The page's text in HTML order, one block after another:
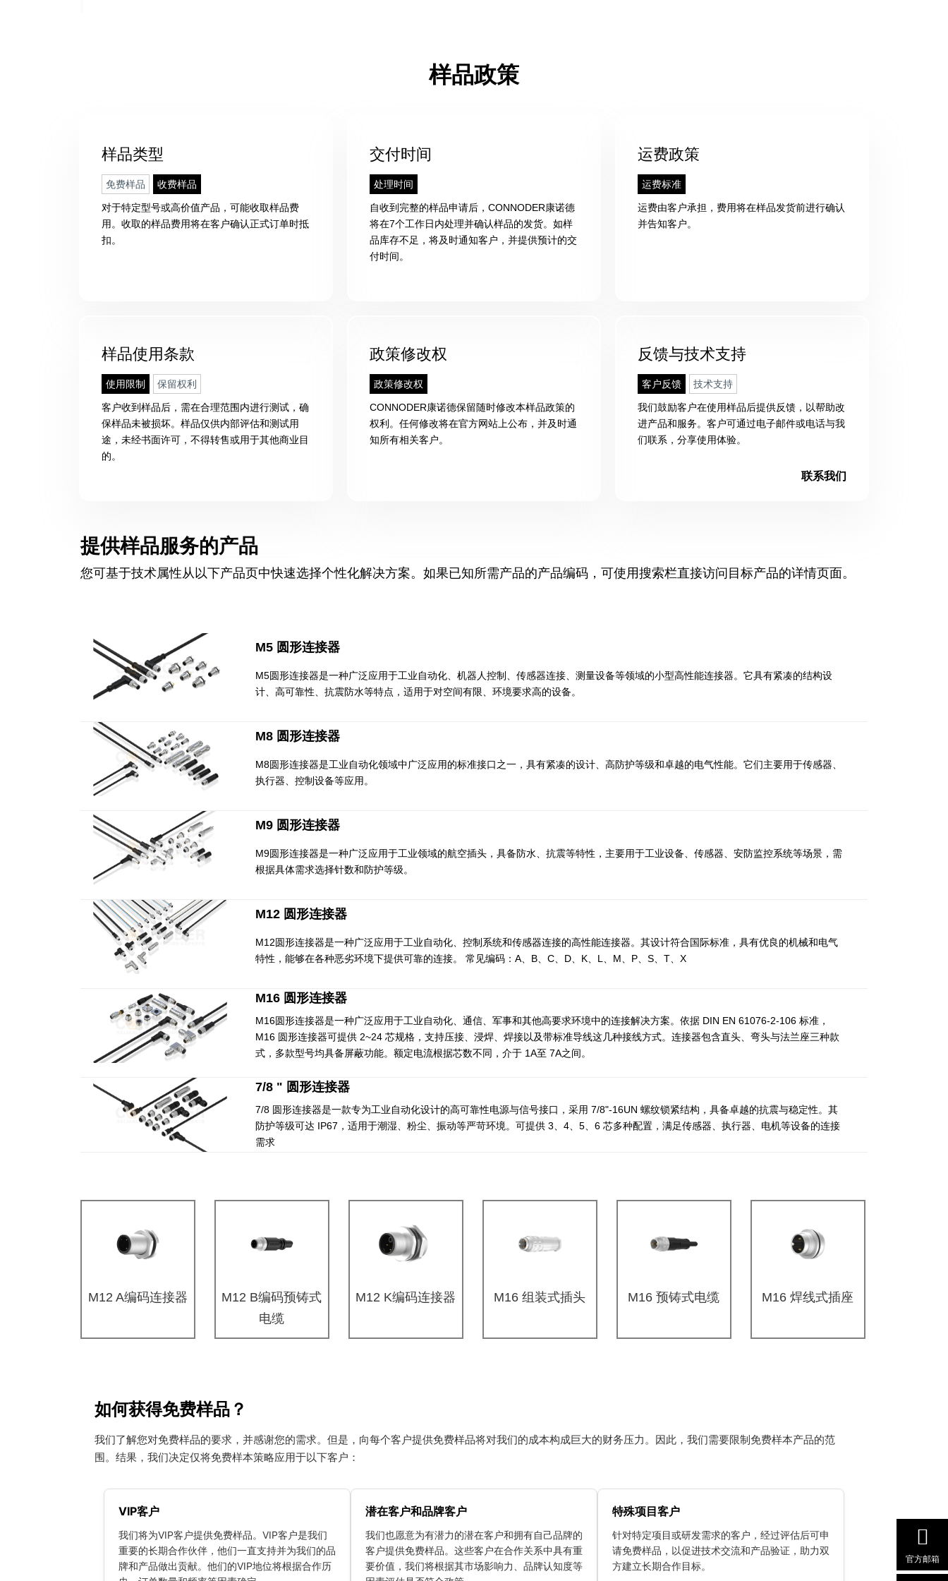
样品政策
样品类型
免费样品 收费样品
对于特定型号或高价值产品，可能收取样品费
用。收取的样品费用将在客户确认正式订单时抵
扣。
交付时间
处理时间
自收到完整的样品申请后，CONNODER康诺德
将在7个工作日内处理并确认样品的发货。如样
品库存不足，将及时通知客户，并提供预计的交
付时间。
运费政策
运费标准
运费由客户承担，费用将在样品发货前进行确认
并告知客户。
样品使用条款
使用限制 保留权利
客户收到样品后，需在合理范围内进行测试，确
保样品未被损坏。样品仅供内部评估和测试用
途，未经书面许可，不得转售或用于其他商业目
的。
政策修改权
政策修改权
CONNODER康诺德保留随时修改本样品政策的
权利。任何修改将在官方网站上公布，并及时通
知所有相关客户。
反馈与技术支持
客户反馈 技术支持
我们鼓励客户在使用样品后提供反馈，以帮助改
进产品和服务。客户可通过电子邮件或电话与我
们联系，分享使用体验。
联系我们
提供样品服务的产品
您可基于技术属性从以下产品页中快速选择个性化解决方案。如果已知所需产品的产品编码，可使用搜索栏直接访问目标产品的详情页面。
M5 圆形连接器
M5圆形连接器是一种广泛应用于工业自动化、机器人控制、传感器连接、测量设备等领域的小型高性能连接器。它具有紧凑的结构设
计、高可靠性、抗震防水等特点，适用于对空间有限、环境要求高的设备。
M8 圆形连接器
M8圆形连接器是工业自动化领域中广泛应用的标准接口之一，具有紧凑的设计、高防护等级和卓越的电气性能。它们主要用于传感器、
执行器、控制设备等应用。
M9 圆形连接器
M9圆形连接器是一种广泛应用于工业领域的航空插头，具备防水、抗震等特性，主要用于工业设备、传感器、安防监控系统等场景，需
根据具体需求选择针数和防护等级。
M12 圆形连接器
M12圆形连接器是一种广泛应用于工业自动化、控制系统和传感器连接的高性能连接器。其设计符合国际标准，具有优良的机械和电气
特性，能够在各种恶劣环境下提供可靠的连接。 常见编码：A、B、C、D、K、L、M、P、S、T、X
M16 圆形连接器
M16圆形连接器是一种广泛应用于工业自动化、通信、军事和其他高要求环境中的连接解决方案。依据 DIN EN 61076-2-106 标准，
M16 圆形连接器可提供 2~24 芯规格，支持压接、浸焊、焊接以及带标准导线这几种接线方式。连接器包含直头、弯头与法兰座三种款
式，多款型号均具备屏蔽功能。额定电流根据芯数不同，介于 1A至 7A之间。
7/8 " 圆形连接器
7/8 圆形连接器是一款专为工业自动化设计的高可靠性电源与信号接口，采用 7/8"-16UN 螺纹锁紧结构，具备卓越的抗震与稳定性。其
防护等级可达 IP67，适用于潮湿、粉尘、振动等严苛环境。可提供 3、4、5、6 芯多种配置，满足传感器、执行器、电机等设备的连接
需求
M12 A编码连接器
M12 B编码预铸式
电缆
M12 K编码连接器 M16 组装式插头 M16 预铸式电缆 M16 焊线式插座
如何获得免费样品？
我们了解您对免费样品的要求，并感谢您的需求。但是，向每个客户提供免费样品将对我们的成本构成巨大的财务压力。因此，我们需要限制免费样本产品的范
围。结果，我们决定仅将免费样本策略应用于以下客户：
VIP客户
我们将为VIP客户提供免费样品。VIP客户是我们
重要的长期合作伙伴，他们一直支持并为我们的品
牌和产品做出贡献。他们的VIP地位将根据合作历
潜在客户和品牌客户
我们也愿意为有潜力的潜在客户和拥有自己品牌的
客户提供免费样品。这些客户在合作关系中具有重
要价值，我们将根据其市场影响力、品牌认知度等
特殊项目客户
针对特定项目或研发需求的客户，经过评估后可申
请免费样品，以促进技术交流和产品验证，助力双
方建立长期合作目标。
官方邮箱